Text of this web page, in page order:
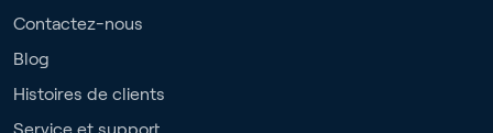
Contactez-nous
Blog
Histoires de clients
Service et support